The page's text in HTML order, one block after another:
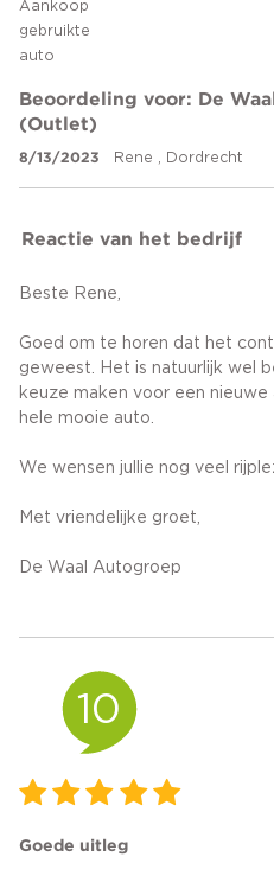
Aankoop
gebruikte
auto
Beoordeling voor: De
(Outlet)
8/13/2023 Rene , Dordrecht
Reactie van het bedrijf
Beste Rene,
Goed om te horen dat het
geweest. Het is natuurlijk wel
keuze maken voor een nieuwe
hele mooie auto.
We wensen jullie nog veel
Met vriendelijke groet,
De Waal Autogroep
10
Goede uitleg